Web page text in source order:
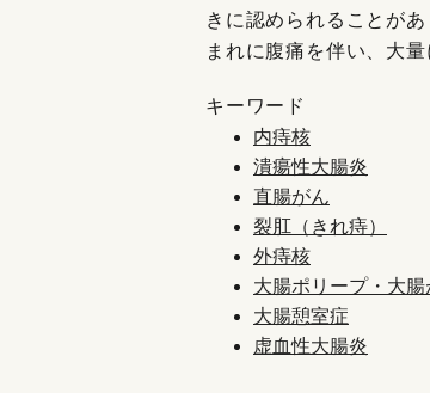
きに認められることがあ
まれに腹痛を伴い、大
キーワード
内痔核
潰瘍性大腸炎
直腸がん
裂肛（きれ痔）
外痔核
大腸ポリープ・大腸
大腸憩室症
虚血性大腸炎